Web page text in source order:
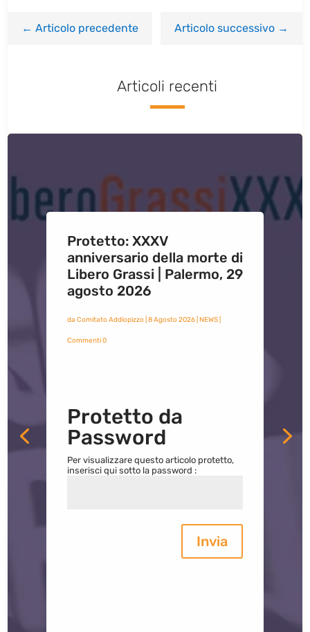
←Articolo precedente Articolo successivo→
Articoli recenti
Protetto: XXXV
anniversario della morte di
Libero Grassi | Palermo, 29
agosto 2026
da Comitato Addiopizzo| 8 Agosto 2026| NEWS|
Commenti 0
Protetto da
Password
Per visualizzare questo articolo protetto,
inserisci qui sotto la password :
Invia